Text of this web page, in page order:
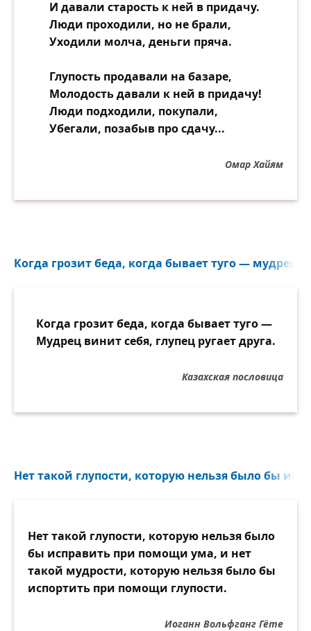
И давали старость к ней в придачу.
Люди проходили, но не брали,
Уходили молча, деньги пряча.
Глупость продавали на базаре,
Молодость давали к ней в придачу!
Люди подходили, покупали,
Убегали, позабыв про сдачу...
Омар Хайям
Когда грозит беда, когда бывает туго — мудрец
Когда грозит беда, когда бывает туго —
Мудрец винит себя, глупец ругает друга.
Казахская пословица
Нет такой глупости, которую нельзя было бы
Нет такой глупости, которую нельзя было
бы исправить при помощи ума, и нет
такой мудрости, которую нельзя было бы
испортить при помощи глупости.
Иоганн Вольфганг Гёте